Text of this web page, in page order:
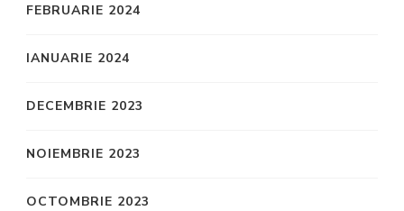
FEBRUARIE 2024
IANUARIE 2024
DECEMBRIE 2023
NOIEMBRIE 2023
OCTOMBRIE 2023